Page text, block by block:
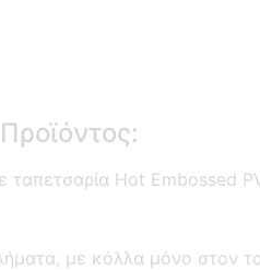
Hot Embossed
με κόλλα μόνο στον